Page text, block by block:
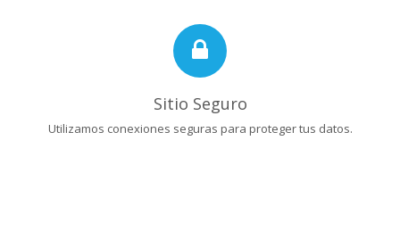
Sitio Seguro
Utilizamos conexiones seguras para proteger tus datos.